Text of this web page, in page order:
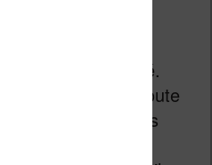
la main et on
de qualité.
en main, Vivlio ajoute
boutons physiques
les pages et